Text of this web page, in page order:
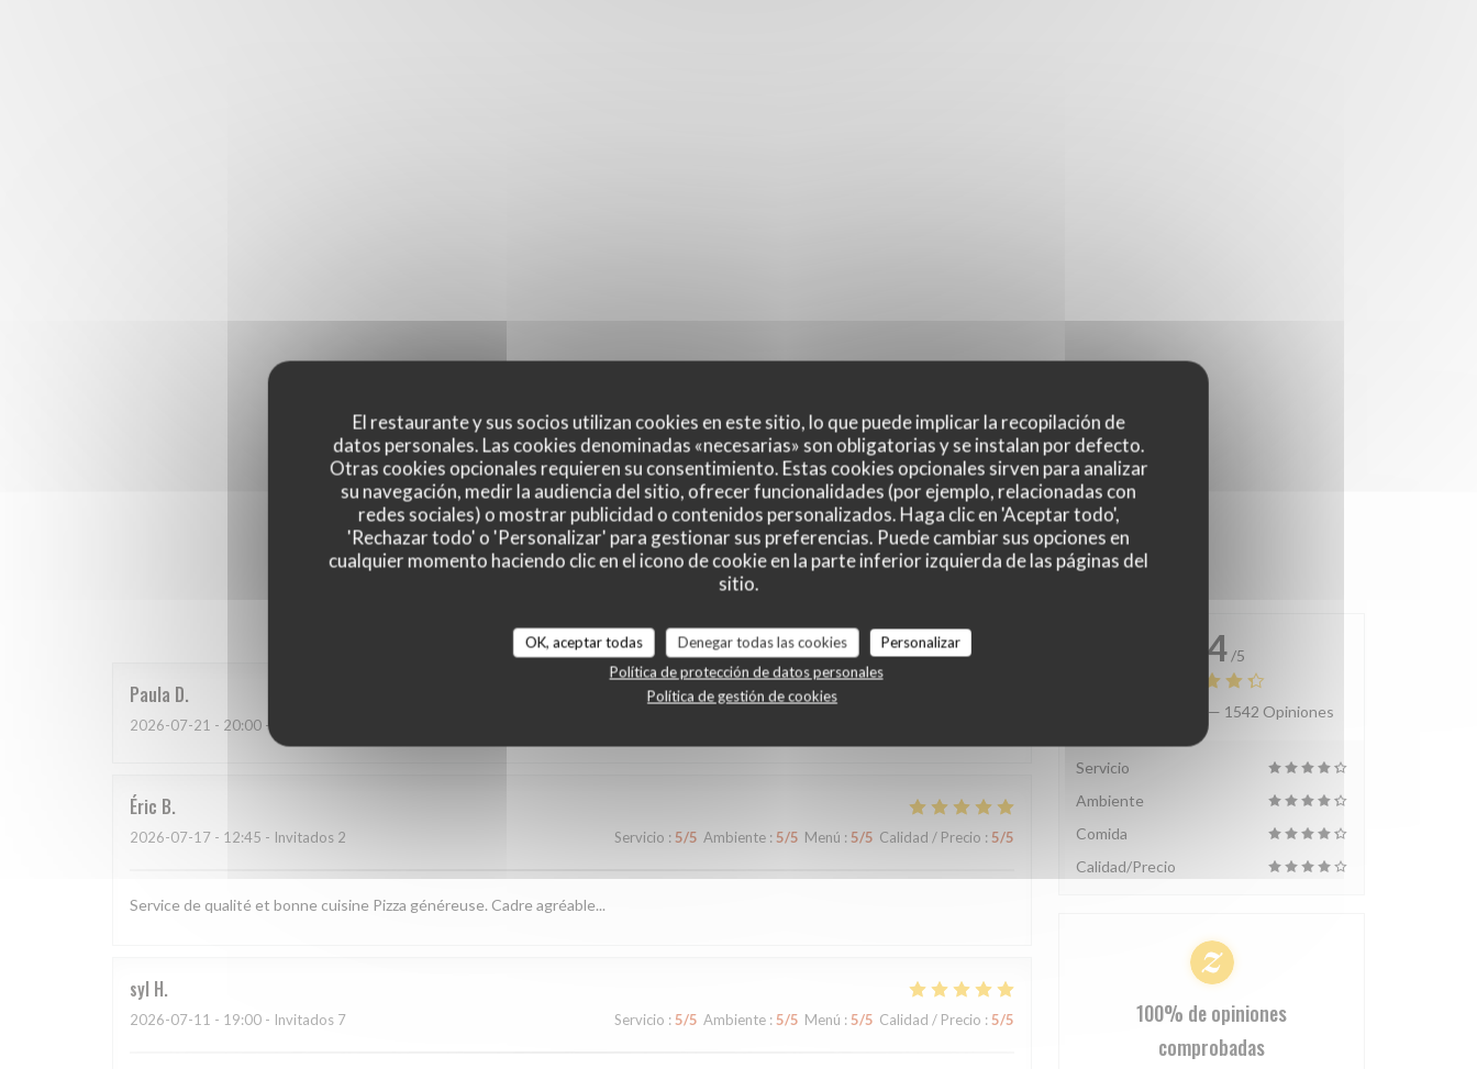
El restaurante y sus socios utilizan cookies en este sitio, lo que puede implicar la recopilación de
datos personales. Las cookies denominadas «necesarias» son obligatorias y se instalan por defecto.
Otras cookies opcionales requieren su consentimiento. Estas cookies opcionales sirven para analizar
su navegación, medir la audiencia del sitio, ofrecer funcionalidades (por ejemplo, relacionadas con
redes sociales) o mostrar publicidad o contenidos personalizados. Haga clic en 'Aceptar todo',
'Rechazar todo' o 'Personalizar' para gestionar sus preferencias. Puede cambiar sus opciones en
cualquier momento haciendo clic en el icono de cookie en la parte inferior izquierda de las páginas del
sitio.
OK, aceptar todas Denegar todas las cookies
Personalizar
Política de protección de datos personales
Política de gestión de cookies
Las opiniones de nuestros clientes
Paula D
2026-07-21 - 20:00 - Invitados 4
Éric B
2026-07-17 - 12:45 - Invitados 2 Servicio : 5/5 Ambiente : 5/5 Menú : 5/5 Calidad / Precio : 5/5
Service de qualité et bonne cuisine Pizza généreuse. Cadre agréable...
syl H
2026-07-11 - 19:00 - Invitados 7 Servicio : 5/5 Ambiente : 5/5 Menú : 5/5 Calidad / Precio : 5/5
4.4 /5
Valoración media — 1542 Opiniones
Servicio
Ambiente
Comida
Calidad/Precio
100% de opiniones
comprobadas